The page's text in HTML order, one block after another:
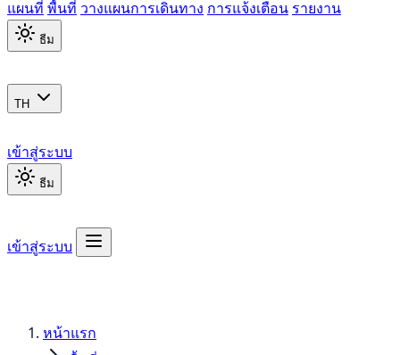
แผนที่ พื้นที่ วางแผนการเดินทาง การแจ้งเตือน รายงาน
ธีม
TH
เข้าสู่ระบบ
ธีม
เข้าสู่ระบบ
หน้าแรก